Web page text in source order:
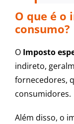
O que é o
consumo?
O Imposto
indireto,
fornecedores,
consumidores.
Além disso, o